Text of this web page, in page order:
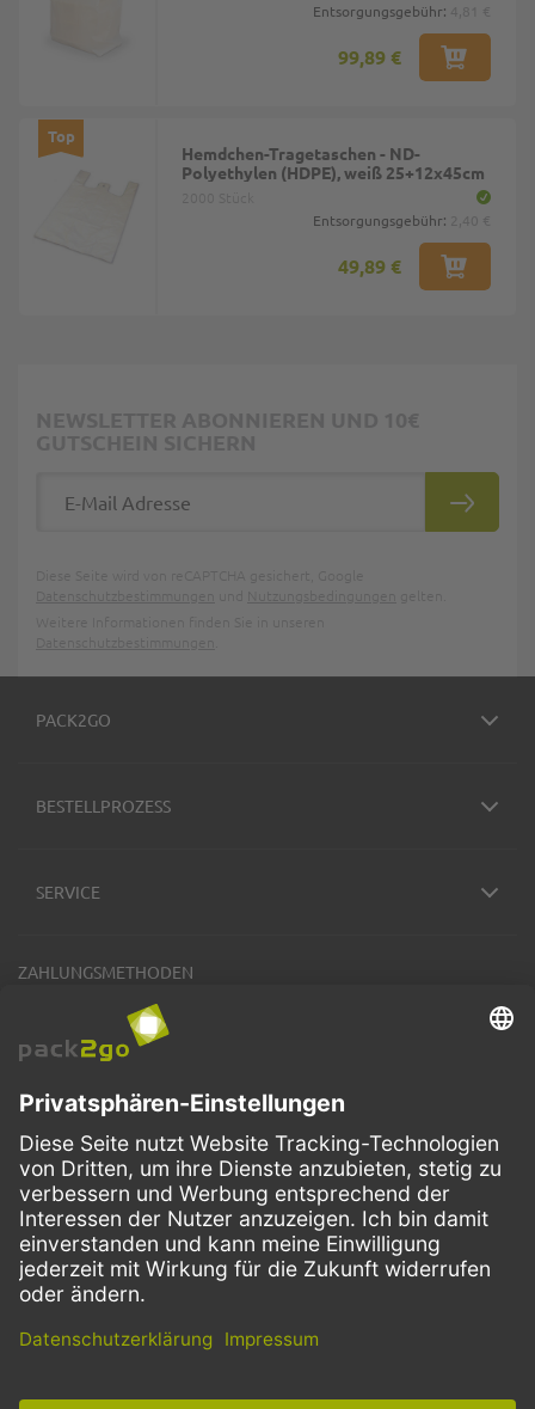
Entsorgungsgebühr:
99,89 €
Top
Hemdchen-Tragetaschen - ND-
Polyethylen (HDPE), weiß 25+12x45cm
Entsorgungsgebühr:
49,89 €
PACK2GO
BESTELLPROZESS
SERVICE
ZAHLUNGSMETHODEN
VERSANDARTEN
FacebookInstagramLinkedIn